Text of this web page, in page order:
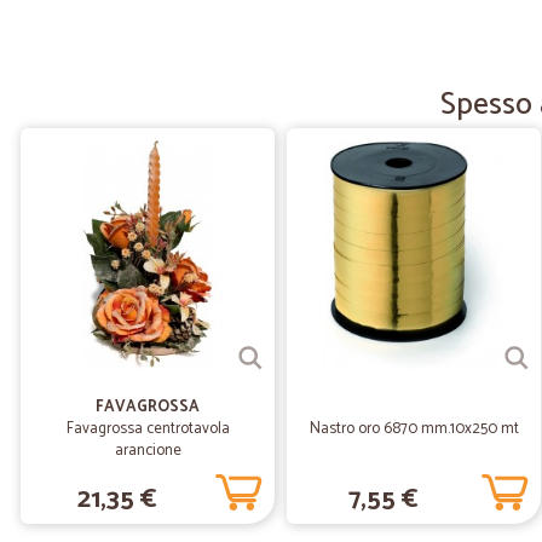
FAVAGROSSA
Favagrossa centrotavola
arancione
21,35 €
Nastro oro 6870 mm.10x250 mt
7,55 €